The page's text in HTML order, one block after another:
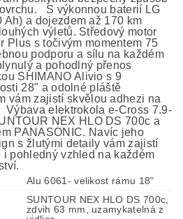
S výkonnou baterií LG
Ah) a dojezdem až 170 km
výletů. Středový motor
Plus s točivým momentem 75
podporu a sílu na každém
a pohodlný přenos
SHIMANO Alivio s 9
28" a odolné pláště
vám zajistí skvělou adhezi na
elektrokola e-Cross 7.9-
NEX HLO DS 700c a
PANASONIC. Navíc jeho
s žlutými detaily vám zajistí
pohledný vzhled na každém
Alu 6061- velikost rámu 18"
SUNTOUR NEX HLO DS 700c,
zdvih 63 mm, uzamykatelná z